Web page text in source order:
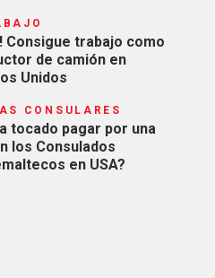
Consigue trabajo como
de camión en
Unidos
CONSULARES
tocado pagar por una
los Consulados
en USA?